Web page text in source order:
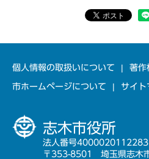
個人情報の取扱いについて 著作
市ホームページについて サイト
志木市役所
法人番号4000020112283
〒353-8501 埼玉県志木